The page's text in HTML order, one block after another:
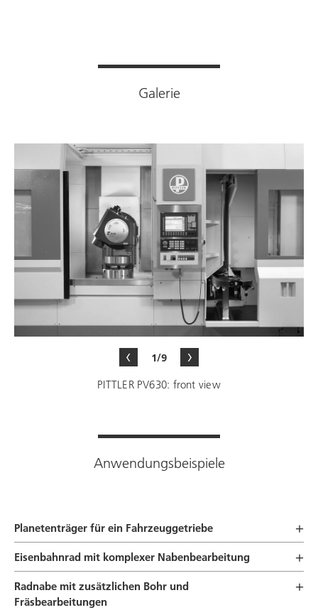
Galerie
1/9
PITTLER PV630: front view
Anwendungsbeispiele
Planetenträger für ein Fahrzeuggetriebe
Eisenbahnrad mit komplexer Nabenbearbeitung
Radnabe mit zusätzlichen Bohr und
Fräsbearbeitungen